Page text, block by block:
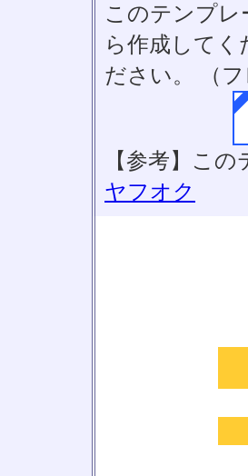
このテンプ
ら作成して
ださい。 （
【参考】こ
ヤフオク